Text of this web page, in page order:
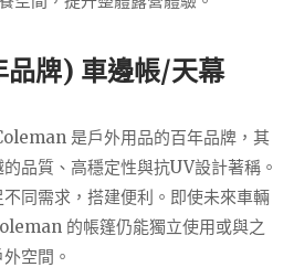
牌) 車邊帳/天幕
是戶外用品的百年品牌，其
品質、高穩定性與抗UV設計著稱。
同需求，搭建便利。即使未來車輛
的帳篷仍能獨立使用或與之
空間。